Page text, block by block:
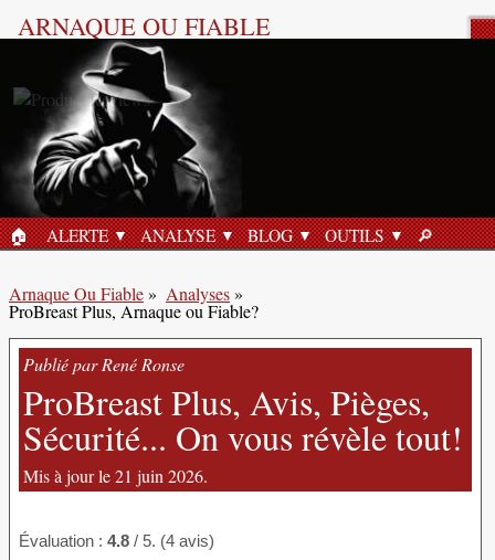
ARNAQUE OU FIABLE
ACCUEIL
🏠︎ ALERTE ANALYSE BLOG OUTILS 🔎︎
Arnaque Ou Fiable» Analyses»
ProBreast Plus, Arnaque ou Fiable?
Publié par René Ronse
ProBreast Plus, Avis, Pièges,
Sécurité... On vous révèle tout!
Mis à jour le 21 juin 2026.
Évaluation : 4.8 / 5. (4 avis)